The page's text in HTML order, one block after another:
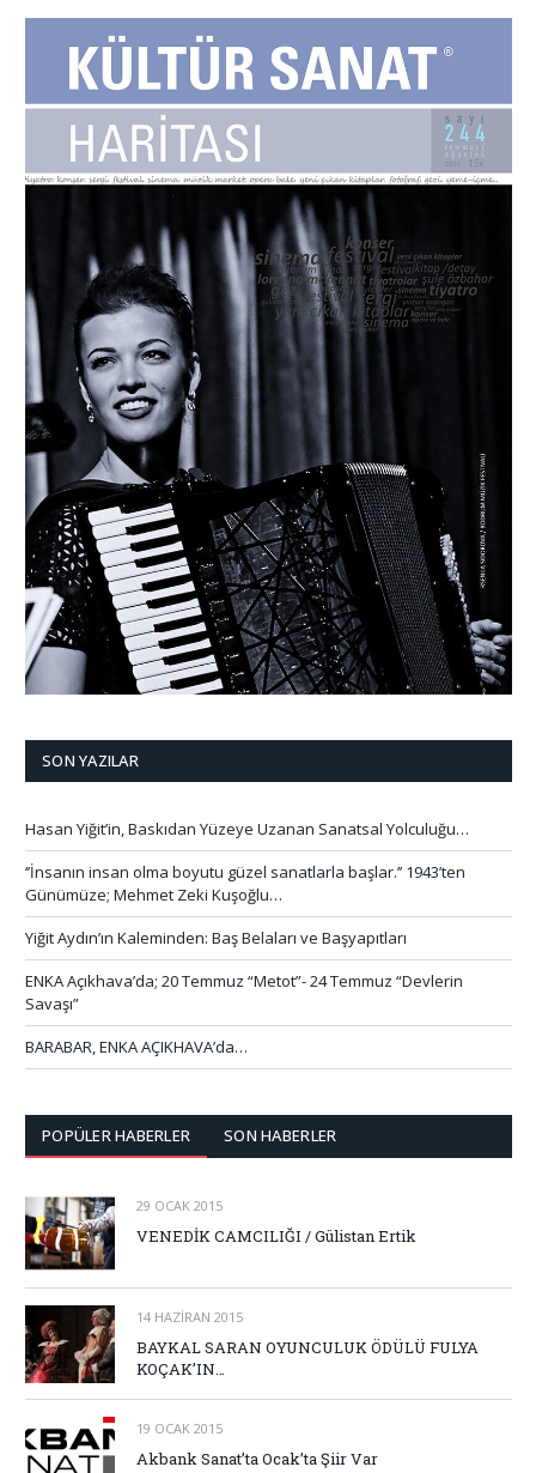
SON YAZILAR
Hasan Yiğit’in, Baskıdan Yüzeye Uzanan Sanatsal Yolculuğu…
‘’İnsanın insan olma boyutu güzel sanatlarla başlar.’’ 1943’ten
Günümüze; Mehmet Zeki Kuşoğlu…
Yiğit Aydın’ın Kaleminden: Baş Belaları ve Başyapıtları
ENKA Açıkhava’da; 20 Temmuz “Metot”- 24 Temmuz “Devlerin
Savaşı”
BARABAR, ENKA AÇIKHAVA’da…
POPÜLER HABERLER SON HABERLER
29 OCAK 2015
VENEDİK CAMCILIĞI / Gülistan Ertik
14 HAZIRAN 2015
BAYKAL SARAN OYUNCULUK ÖDÜLÜ FULYA
KOÇAK’IN…
19 OCAK 2015
Akbank Sanat’ta Ocak’ta Şiir Var